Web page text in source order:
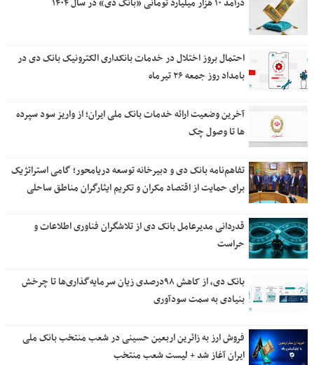
احتمال بروز اختلال در خدمات بانکداری الکترونیک بانک دی در
بامداد روز جمعه ۲۶ تیرماه
آخرین وضعیت ارائه خدمات بانک ملی ایران؛ از واریز سود سپرده
ها تا وصول چک
تفاهم‌نامه بانک دی و دبیرخانه توسعه دریامحور؛ گامی استراتژیک
برای حمایت از اقتصاد مکران و تکریم ایثارگران مناطق ساحلی
قدردانی مدیرعامل بانک دی از تلاشگران فناوری اطلاعات و
حراست
بانک دی، از کاهش ۹۸درصدی زیان سرمایه‌گذاری‌ها تا چرخش
بنیادی به سمت سودآوری
فروش ارز به زائرین اربعین حسینی در شعب منتخب بانک ملی
ایران آغاز شد + لیست شعب منتخب